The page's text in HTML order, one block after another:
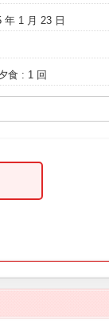
年 1 月 23 日
食 : 1 回